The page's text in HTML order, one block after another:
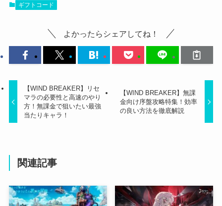
ギフトコード
よかったらシェアしてね！
【WIND BREAKER】リセ
マラの必要性と高速のやり
方！無課金で狙いたい最強
当たりキャラ！
【WIND BREAKER】無課
金向け序盤攻略特集！効率
の良い方法を徹底解説
関連記事